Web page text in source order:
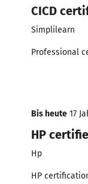
CICD
Simplilearn
Professional
Bis heute 17
HP
Hp
HP